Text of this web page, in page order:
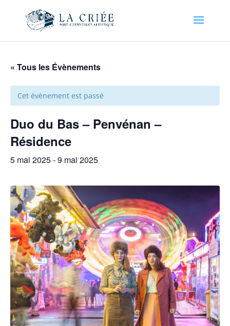
« Tous les Évènements
Cet évènement est passé
Duo du Bas – Penvénan –
Résidence
5 mai 2025-9 mai 2025